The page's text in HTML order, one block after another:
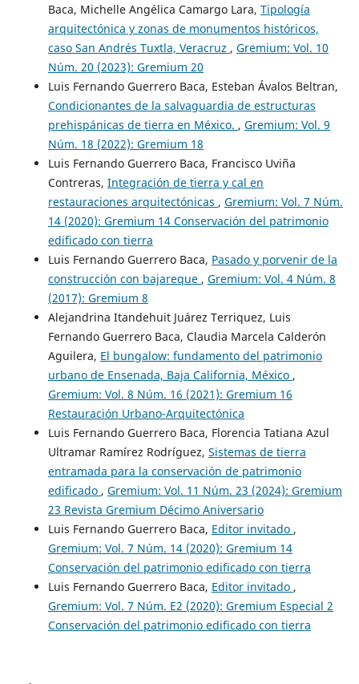
Baca, Michelle Angélica Camargo Lara, Tipología
arquitectónica y zonas de monumentos históricos,
caso San Andrés Tuxtla, Veracruz , Gremium: Vol. 10
Núm. 20 (2023): Gremium 20
Luis Fernando Guerrero Baca, Esteban Ávalos Beltran,
Condicionantes de la salvaguardia de estructuras
prehispánicas de tierra en México. , Gremium: Vol. 9
Núm. 18 (2022): Gremium 18
Luis Fernando Guerrero Baca, Francisco Uviña
Contreras, Integración de tierra y cal en
restauraciones arquitectónicas , Gremium: Vol. 7 Núm.
14 (2020): Gremium 14 Conservación del patrimonio
edificado con tierra
Luis Fernando Guerrero Baca, Pasado y porvenir de la
construcción con bajareque , Gremium: Vol. 4 Núm. 8
(2017): Gremium 8
Alejandrina Itandehuit Juárez Terriquez, Luis
Fernando Guerrero Baca, Claudia Marcela Calderón
Aguilera, El bungalow: fundamento del patrimonio
urbano de Ensenada, Baja California, México ,
Gremium: Vol. 8 Núm. 16 (2021): Gremium 16
Restauración Urbano-Arquitectónica
Luis Fernando Guerrero Baca, Florencia Tatiana Azul
Ultramar Ramírez Rodríguez, Sistemas de tierra
entramada para la conservación de patrimonio
edificado , Gremium: Vol. 11 Núm. 23 (2024): Gremium
23 Revista Gremium Décimo Aniversario
Luis Fernando Guerrero Baca, Editor invitado ,
Gremium: Vol. 7 Núm. 14 (2020): Gremium 14
Conservación del patrimonio edificado con tierra
Luis Fernando Guerrero Baca, Editor invitado ,
Gremium: Vol. 7 Núm. E2 (2020): Gremium Especial 2
Conservación del patrimonio edificado con tierra